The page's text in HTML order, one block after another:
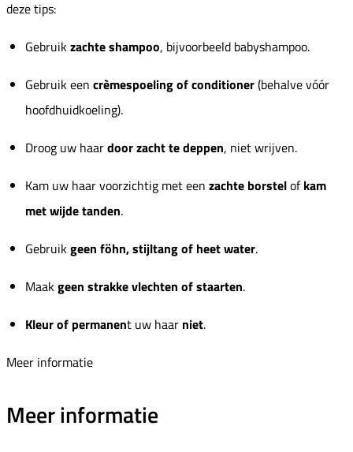
deze tips:
Gebruikzachte shampoo, bijvoorbeeld babyshampoo.
Gebruik een crèmespoelingof conditioner(behalve vóór
hoofdhuidkoeling).
Droog uw haardoor zacht te deppen, niet wrijven.
Kam uw haar voorzichtig met een zachte borstelofkam
met wijde tanden.
Gebruikgeen föhn, stijltang of heet water.
Maakgeen strakke vlechten of staarten.
Kleur of permanent uw haar niet.
Meer informatie
Meer informatie